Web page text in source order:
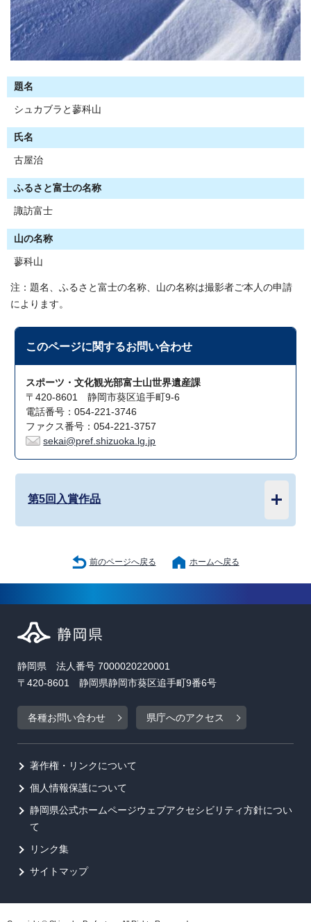
題名
シュカブラと蓼科山
氏名
古屋治
ふるさと富士の名称
諏訪富士
山の名称
蓼科山
注：題名、ふるさと富士の名称、山の名称は撮影者ご本人の申請
によります。
このページに関するお問い合わせ
スポーツ・文化観光部富士山世界遺産課
〒420-8601 静岡市葵区追手町9-6
電話番号：054-221-3746
ファクス番号：054-221-3757
sekai@pref.shizuoka.lg.jp
第5回入賞作品
前のページへ戻る ホームへ戻る
静岡県 法人番号 7000020220001
〒420-8601 静岡県静岡市葵区追手町9番6号
各種お問い合わせ 県庁へのアクセス
著作権・リンクについて
個人情報保護について
静岡県公式ホームページウェブアクセシビリティ方針につい
て
リンク集
サイトマップ